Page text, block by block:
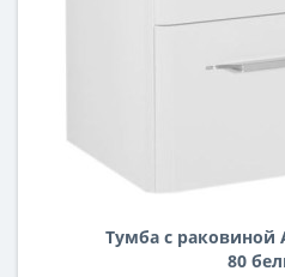
Тумба с раковиной
80